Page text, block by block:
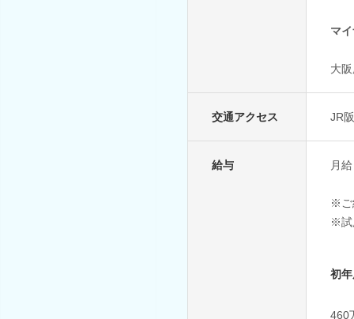
マ
大
交通アクセス JR
給与 月
※ご
※試
初
460